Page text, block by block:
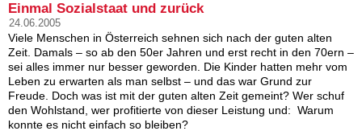
Einmal Sozialstaat und zurück
24.06.2005
Viele Menschen in Österreich sehnen sich nach der guten alten
Zeit. Damals – so ab den 50er Jahren und erst recht in den 70ern –
sei alles immer nur besser geworden. Die Kinder hatten mehr vom
Leben zu erwarten als man selbst – und das war Grund zur
Freude. Doch was ist mit der guten alten Zeit gemeint? Wer schuf
den Wohlstand, wer profitierte von dieser Leistung und: Warum
konnte es nicht einfach so bleiben?